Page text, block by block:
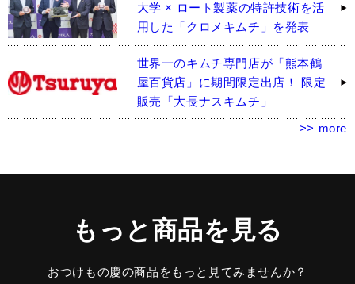
大学 × ロート製薬の特許技術を活
用した「クロメキムチ」を発表
世界一のキムチ専門店が「熊本鶴
屋百貨店」に期間限定出店！ 限定
販売「大長ナスキムチ」
>> more
もっと商品を見る
おつけもの慶の商品をもっと見てみませんか？